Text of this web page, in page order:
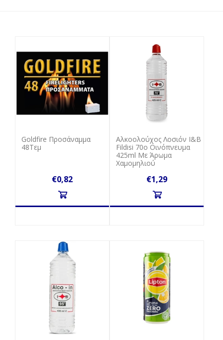
Goldfire Προσάναμμα
48Τεμ
€0,82
Αλκοολούχος Λοσιόν Ι&Β
Fildisi 70o Οινόπνευμα
425ml Με Άρωμα
Χαμομηλιού
€1,29